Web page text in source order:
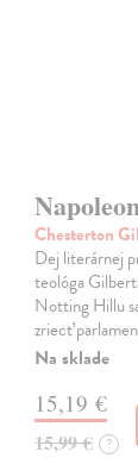
Chesterton
Dej literárnej
teológa
Notting Hillu
zriecť
Na sklade
15,19 €
15,99 € ?